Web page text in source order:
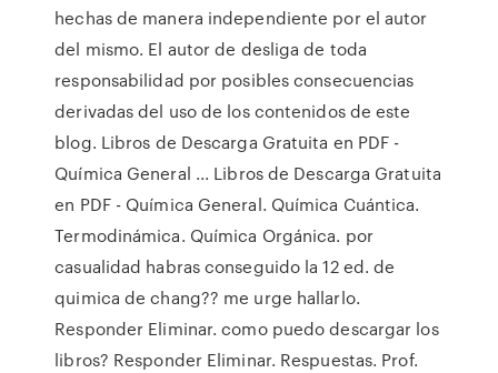
hechas de manera independiente por el autor
del mismo. El autor de desliga de toda
responsabilidad por posibles consecuencias
derivadas del uso de los contenidos de este
blog. Libros de Descarga Gratuita en PDF -
Química General ... Libros de Descarga Gratuita
en PDF - Química General. Química Cuántica.
Termodinámica. Química Orgánica. por
casualidad habras conseguido la 12 ed. de
quimica de chang?? me urge hallarlo.
Responder Eliminar. como puedo descargar los
libros? Responder Eliminar. Respuestas. Prof.